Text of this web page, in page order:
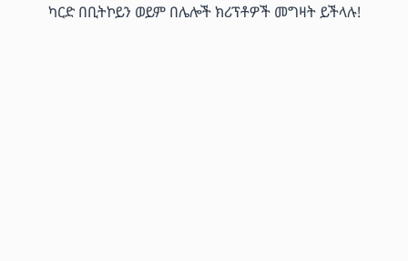
ካርድ በቢትኮይን ወይም በሌሎች ክሪፕቶዎች መግዛት ይችላሉ!